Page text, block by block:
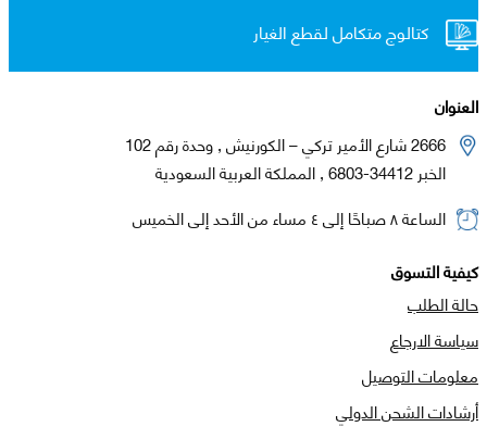
كتالوج متكامل لقطع الغيار
العنوان
2666 شارع الأمير تركي – الكورنيش , وحدة رقم 102
الخبر 34412-6803 , المملكة العربية السعودية
الساعة ٨ صباحًا إلى ٤ مساء من الأحد إلى الخميس
كيفية التسوق
حالة الطلب
سياسة الارجاع
معلومات التوصيل
أرشادات الشحن الدولي